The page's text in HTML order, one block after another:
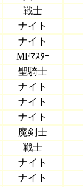
戦士
ナイト
ナイト
MFﾏｽﾀｰ
聖騎士
ナイト
ナイト
ナイト
魔剣士
戦士
ナイト
ナイト